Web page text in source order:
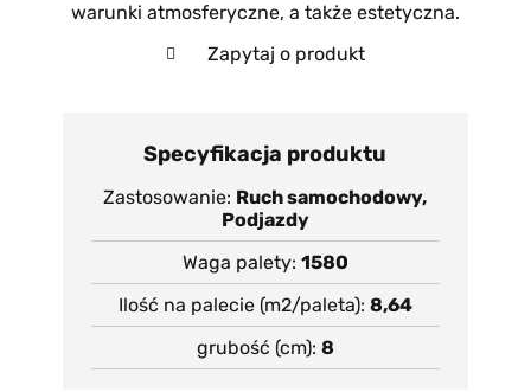
warunki atmosferyczne, a także estetyczna.
Zapytaj o produkt
Specyfikacja produktu
Zastosowanie Ruch samochodowy,
Podjazdy
Waga palety 1580
Ilość na palecie (m2/paleta) 8,64
grubość (cm) 8